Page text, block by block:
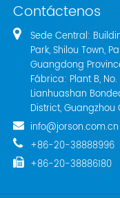
Contáctenos
Sede Central:
Park, Shilou Town,
Guangdong
Fábrica: Plant B,
Lianhuashan
District,
info@jorson.com.cn
+86-20-38888996
+86-20-38886180